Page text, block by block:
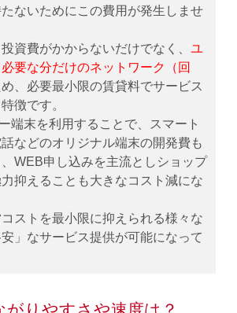
ないためにこの費用が発生しませ
資費がかからないだけでなく、ユ
要な分だけのネットワーク（回
、必要最小限の賃貸料でサービス
徴です。
端末を利用することで、スマート
などのオリジナル端末の開発費も
WEB申し込みを主流としショップ
抑えることも大きなコスト減にな
ストを最小限に抑えられる様々な
」なサービス提供が可能になって